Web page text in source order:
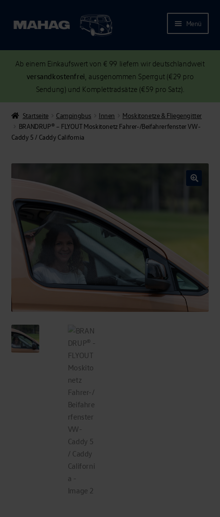
Menü
Ab einem Einkaufswert von € 99 liefern wir deutschlandweit
versandkostenfrei , ausgenommen Sperrgut (€29 pro
Sendung) und Komplettradsätze (€59 pro Satz).
Startseite Campingbus Innen
Moskitonetze & Fliegengitter
BRANDRUP® – FLYOUT Moskitonetz Fahrer-/Beifahrerfenster VW-
Caddy 5 / Caddy California